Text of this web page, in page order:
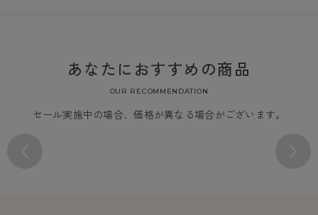
あなたにおすすめの商品
OUR RECOMMENDATION
セール実施中の場合、価格が異なる場合がございます。